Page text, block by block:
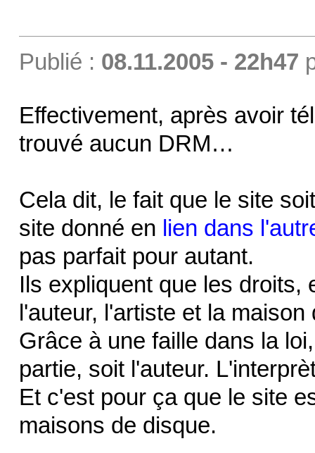
Publié : 08.11.2005 - 22h47
Effectivement, après avoir
trouvé aucun DRM…
Cela dit, le fait que le site
site donné en lien dans
pas parfait pour autant.
Ils expliquent que les droits,
l'auteur, l'artiste et la maison
Grâce à une faille dans la
partie, soit l'auteur.
Et c'est pour ça que le site
maisons de disque.